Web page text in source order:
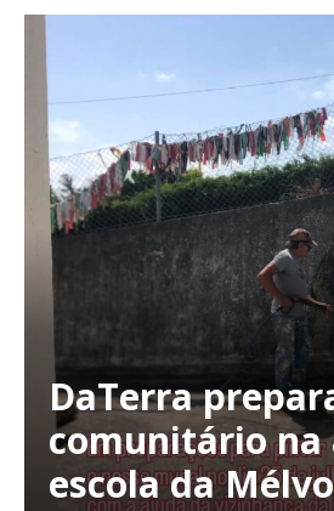
DaTerra
comunitário na
escola da